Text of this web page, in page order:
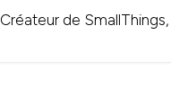
Créateur de